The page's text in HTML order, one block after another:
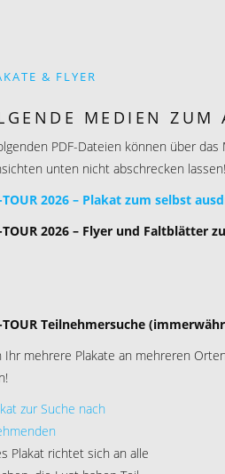
& FLYER
MEDIEN ZUM
PDF-Dateien können über
unten nicht abschrecken lassen!
TOUR 2026 – Plakat zum selbst
TOUR 2026 – Flyer und Faltblätter
TOUR Teilnehmersuche
Ihr mehrere Plakate an mehreren
Plakat richtet sich an alle